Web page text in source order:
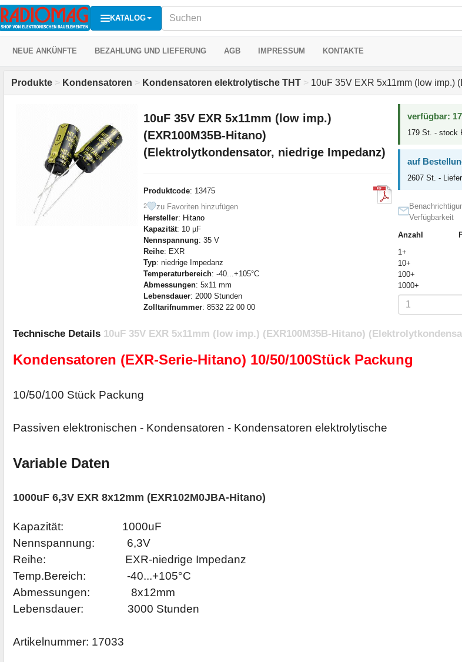
KATALOG
NEUE ANKÜNFTE BEZAHLUNG UND LIEFERUNG AGB IMPRESSUM KONTAKTE
Produkte > Kondensatoren > Kondensatoren elektrolytische THT > 10uF 35V EXR 5x11mm (low imp.)
10uF 35V EXR 5x11mm (low imp.)
(EXR100M35B-Hitano)
(Elektrolytkondensator, niedrige Impedanz)
Produktcode: 13475
2
zu Favoriten hinzufügen
Hersteller: Hitano
Kapazität: 10 µF
Nennspannung: 35 V
Reihe: EXR
Typ: niedrige Impedanz
Temperaturbereich: -40...+105°C
Abmessungen: 5x11 mm
Lebensdauer: 2000 Stunden
Zolltarifnummer: 8532 22 00 00
verfügbar:
179 St. - stock
auf
2607 St. -
Verfügbarkeit
Anzahl
1+
10+
100+
1000+
Technische Details 10uF 35V EXR 5x11mm (low imp.) (EXR100M35B-Hitano)
Kondensatoren (EXR-Serie-Hitano) 10/50/100Stück Packung
10/50/100 Stück Packung
Passiven elektronischen - Kondensatoren - Kondensatoren elektrolytische
Variable Daten
1000uF 6,3V EXR 8x12mm (EXR102M0JBA-Hitano)
Kapazität: 1000uF
Nennspannung: 6,3V
Reihe: EXR-niedrige Impedanz
Temp.Bereich: -40...+105°C
Abmessungen: 8x12mm
Lebensdauer: 3000 Stunden
Artikelnummer: 17033